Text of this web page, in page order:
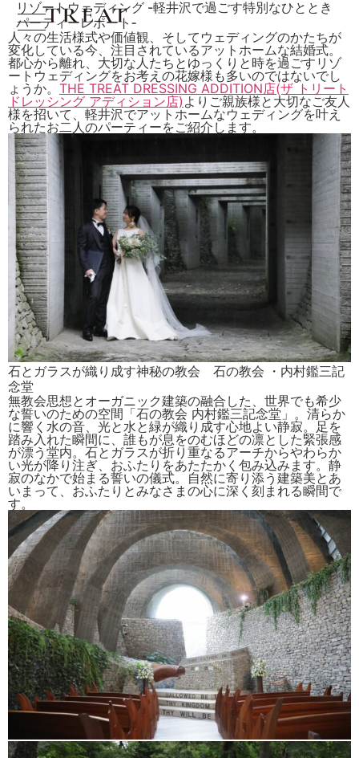
リゾートウェディング -軽井沢で過ごす特別なひととき
パーティーレポート‐
人々の生活様式や価値観、そしてウェディングのかたちが
変化している今、注目されているアットホームな結婚式。
都心から離れ、大切な人たちとゆっくりと時を過ごすリゾ
ートウェディングをお考えの花嫁様も多いのではないでし
ょうか。 THE TREAT DRESSING ADDITION店(ザ トリート
ドレッシング アディション店) よりご親族様と大切なご友人
様を招いて、軽井沢でアットホームなウェディングを叶え
られたお二人のパーティーをご紹介します。
石とガラスが織り成す神秘の教会 石の教会 ・内村鑑三記
念堂
無教会思想とオーガニック建築の融合した、世界でも希少
な誓いのための空間「石の教会 内村鑑三記念堂」。清らか
に響く水の音、光と水と緑が織り成す心地よい静寂。足を
踏み入れた瞬間に、誰もが息をのむほどの凛とした緊張感
が漂う堂内。石とガラスが折り重なるアーチからやわらか
い光が降り注ぎ、おふたりをあたたかく包み込みます。静
寂のなかで始まる誓いの儀式。自然に寄り添う建築美とあ
いまって、おふたりとみなさまの心に深く刻まれる瞬間で
す。